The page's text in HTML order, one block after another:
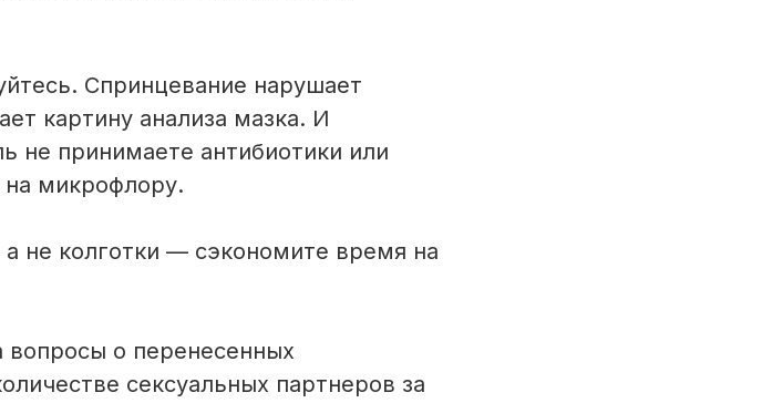
Спринцевание нарушает
картину анализа мазка. И
не принимаете антибиотики или
микрофлору.
не колготки — сэкономите время на
вопросы о перенесенных
сексуальных партнеров за